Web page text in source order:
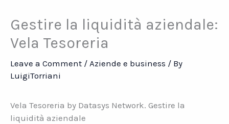
Gestire la liquidità aziendale:
Vela Tesoreria
Leave a Comment / Aziende e business / By
LuigiTorriani
Vela Tesoreria by Datasys Network. Gestire la
liquidità aziendale